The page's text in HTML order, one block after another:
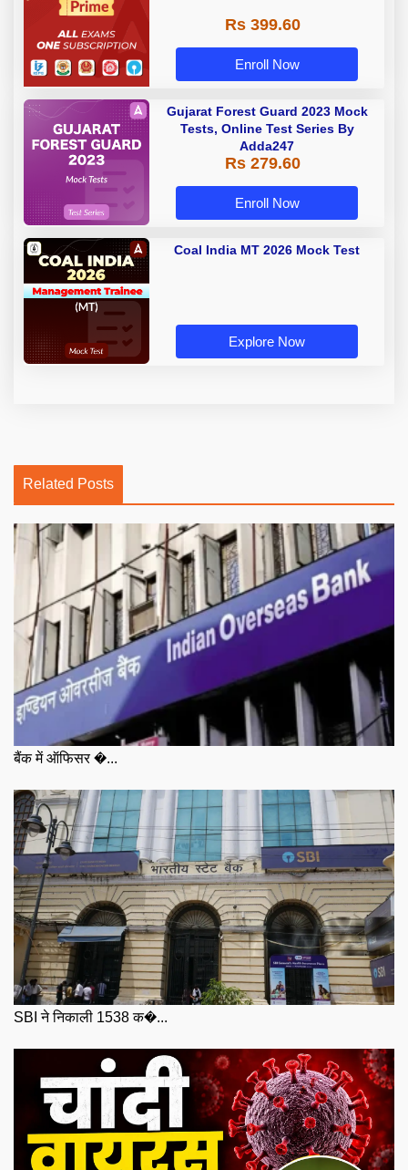
Rs 399.60
Enroll Now
Gujarat Forest Guard 2023 Mock
Tests, Online Test Series By
Adda247
Rs 279.60
Enroll Now
Coal India MT 2026 Mock Test
Explore Now
Related Posts
बैंक में ऑफिसर �...
SBI ने निकाली 1538 क�...